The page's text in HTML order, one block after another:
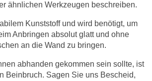
ähnlichen Werkzeugen beschreiben.
Kunststoff und wird benötigt, um
Anbringen absolut glatt und ohne
an die Wand zu bringen.
abhanden gekommen sein sollte, ist
Beinbruch. Sagen Sie uns Bescheid,